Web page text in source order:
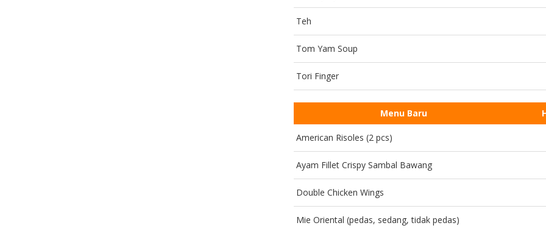
Teh
Tom Yam Soup
Tori Finger
Menu Baru
American Risoles (2 pcs)
Ayam Fillet Crispy Sambal Bawang
Double Chicken Wings
Mie Oriental (pedas, sedang, tidak pedas)